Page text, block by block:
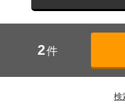
2件
検